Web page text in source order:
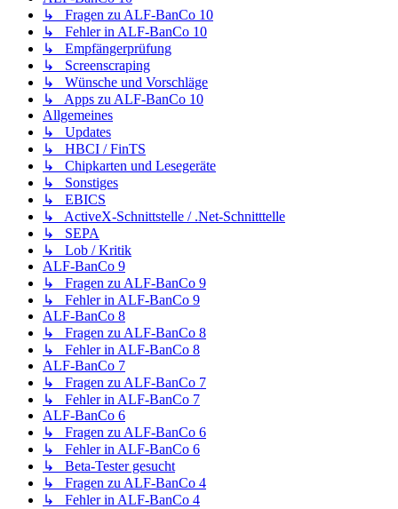
↳ Fragen zu ALF-BanCo 10
↳ Fehler in ALF-BanCo 10
↳ Empfängerprüfung
↳ Screenscraping
↳ Wünsche und Vorschläge
↳ Apps zu ALF-BanCo 10
Allgemeines
↳ Updates
↳ HBCI / FinTS
↳ Chipkarten und Lesegeräte
↳ Sonstiges
↳ EBICS
↳ ActiveX-Schnittstelle / .Net-Schnitttelle
↳ SEPA
↳ Lob / Kritik
ALF-BanCo 9
↳ Fragen zu ALF-BanCo 9
↳ Fehler in ALF-BanCo 9
ALF-BanCo 8
↳ Fragen zu ALF-BanCo 8
↳ Fehler in ALF-BanCo 8
ALF-BanCo 7
↳ Fragen zu ALF-BanCo 7
↳ Fehler in ALF-BanCo 7
ALF-BanCo 6
↳ Fragen zu ALF-BanCo 6
↳ Fehler in ALF-BanCo 6
↳ Beta-Tester gesucht
↳ Fragen zu ALF-BanCo 4
↳ Fehler in ALF-BanCo 4